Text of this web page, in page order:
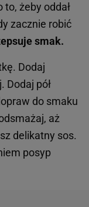
to, żeby oddał
zacznie robić
smak.
Dodaj
Dodaj pół
do smaku
aż
delikatny sos.
posyp